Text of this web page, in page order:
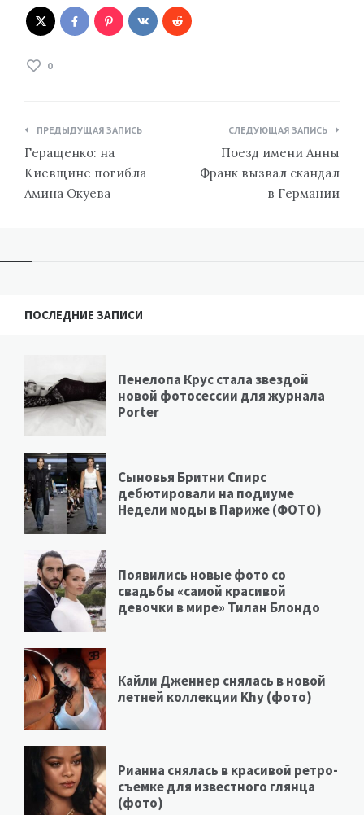
0
Навигация
по
записям
ПРЕДЫДУЩАЯ ЗАПИСЬ
Геращенко: на
Киевщине погибла
Амина Окуева
СЛЕДУЮЩАЯ ЗАПИСЬ
Поезд имени Анны
Франк вызвал скандал
в Германии
ПОСЛЕДНИЕ ЗАПИСИ
Пенелопа Крус стала звездой
новой фотосессии для журнала
Porter
Сыновья Бритни Спирс
дебютировали на подиуме
Недели моды в Париже (ФОТО)
Появились новые фото со
свадьбы «самой красивой
девочки в мире» Тилан Блондо
Кайли Дженнер снялась в новой
летней коллекции Khy (фото)
Рианна снялась в красивой ретро-
съемке для известного глянца
(фото)